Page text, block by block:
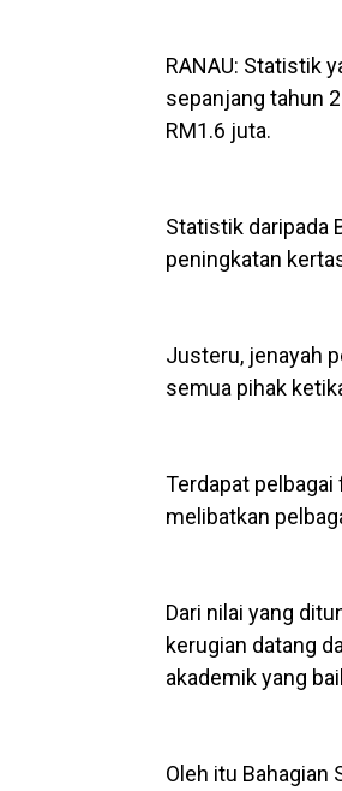
RANAU: Statistik
sepanjang tahun
RM1.6 juta.
Statistik daripada
peningkatan
Justeru, jenayah
semua pihak
Terdapat
melibatkan
Dari nilai yang
kerugian datang
akademik yang
Oleh itu Bahagian